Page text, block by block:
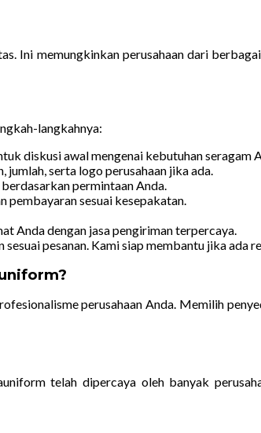
Ini memungkinkan perusahaan dari
langkahnya:
diskusi awal mengenai kebutuhan seragam
jumlah, serta logo perusahaan jika ada.
permintaan Anda.
pembayaran sesuai kesepakatan.
Anda dengan jasa pengiriman terpercaya.
pesanan. Kami siap membantu jika ada
perusahaan Anda. Memilih
telah dipercaya oleh banyak